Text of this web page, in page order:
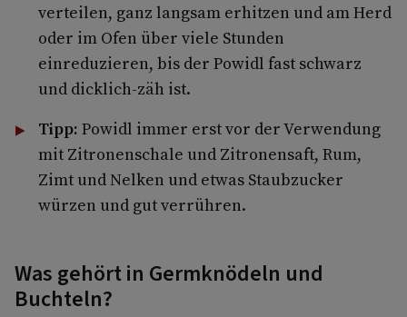
verteilen, ganz langsam erhitzen und am Herd
oder im Ofen über viele Stunden
einreduzieren, bis der Powidl fast schwarz
und dicklich-zäh ist.
Tipp: Powidl immer erst vor der Verwendung
mit Zitronenschale und Zitronensaft, Rum,
Zimt und Nelken und etwas Staubzucker
würzen und gut verrühren.
Was gehört in Germknödeln und
Buchteln?